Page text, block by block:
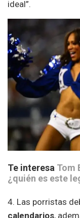
ideal”.
Te interesa Tom
¿quién es este
4. Las porristas
calendarios,